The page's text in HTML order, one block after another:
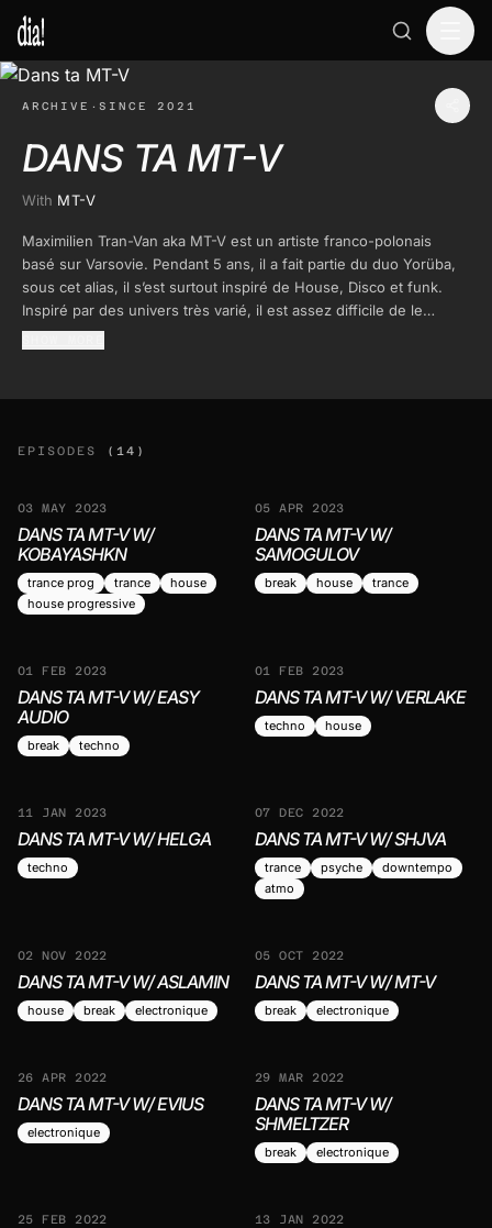
ARCHIVE · SINCE 2021
DANS TA MT-V
With MT-V
Maximilien Tran-Van aka MT-V est un artiste franco-polonais
basé sur Varsovie. Pendant 5 ans, il a fait partie du duo Yorüba,
sous cet alias, il s’est surtout inspiré de House, Disco et funk.
Inspiré par des univers très varié, il est assez difficile de le
classer dans un seul genre, de l’electro à la house en passant
meilleurs clubs underground du pays tel que Smolna, Jasna ou
Griessmuhle (Berlin) ou encore a kvarteret (Stockholm) qui ont
House, break, disco
EPISODES (14)
03 MAY 2023
DANS TA MT-V W/
KOBAYASHKN
trance prog trance
house
house progressive
05 APR 2023
DANS TA MT-V W/
SAMOGULOV
break house trance
01 FEB 2023
DANS TA MT-V W/ EASY
AUDIO
break techno
01 FEB 2023
DANS TA MT-V W/ VERLAKE
techno house
11 JAN 2023
DANS TA MT-V W/ HELGA
techno
07 DEC 2022
DANS TA MT-V W/ SHJVA
trance psyche
downtempo
atmo
02 NOV 2022
DANS TA MT-V W/ ASLAMIN
house break electronique
05 OCT 2022
DANS TA MT-V W/ MT-V
break electronique
26 APR 2022
DANS TA MT-V W/ EVIUS
electronique
29 MAR 2022
DANS TA MT-V W/
SHMELTZER
break electronique
25 FEB 2022 13 JAN 2022